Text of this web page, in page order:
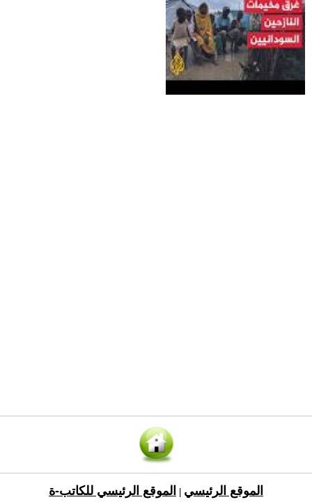
الموقع الرئيسي الموقع الرئيسي للكاتب-ة